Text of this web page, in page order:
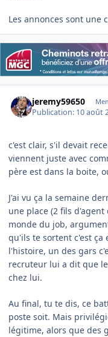
Les annonces sont une
jeremy59650
Publication: 10 août
c'est clair, s'il devait
viennent juste avec
père est dans la boite,
J'ai vu ça la semaine
une place (2 fils
monde du job,
qu'ils te sortent c'est ça
l'histoire, un des gars
recruteur lui a dit que
chez lui.
Au final, tu te dis, ce
poste soit. Mais
légitime, alors que des